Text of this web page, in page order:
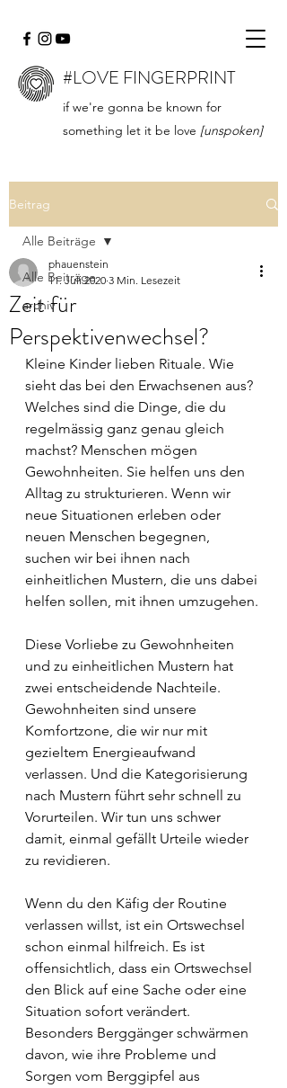
#LOVE FINGERPRINT
if we're gonna be known for
something let it be love [unspoken]
Beitrag
Alle Beiträge
archiv
Alle Beiträge
Zeit für
Perspektivenwechsel?
phauenstein
11. Juli 2020 3 Min. Lesezeit
Kleine Kinder lieben Rituale. Wie
sieht das bei den Erwachsenen aus?
Welches sind die Dinge, die du
regelmässig ganz genau gleich
machst? Menschen mögen
Gewohnheiten. Sie helfen uns den
Alltag zu strukturieren. Wenn wir
neue Situationen erleben oder
neuen Menschen begegnen,
suchen wir bei ihnen nach
einheitlichen Mustern, die uns dabei
helfen sollen, mit ihnen umzugehen.
Diese Vorliebe zu Gewohnheiten
und zu einheitlichen Mustern hat
zwei entscheidende Nachteile.
Gewohnheiten sind unsere
Komfortzone, die wir nur mit
gezieltem Energieaufwand
verlassen. Und die Kategorisierung
nach Mustern führt sehr schnell zu
Vorurteilen. Wir tun uns schwer
damit, einmal gefällt Urteile wieder
zu revidieren.
Wenn du den Käfig der Routine
verlassen willst, ist ein Ortswechsel
schon einmal hilfreich. Es ist
offensichtlich, dass ein Ortswechsel
den Blick auf eine Sache oder eine
Situation sofort verändert.
Besonders Berggänger schwärmen
davon, wie ihre Probleme und
Sorgen vom Berggipfel aus